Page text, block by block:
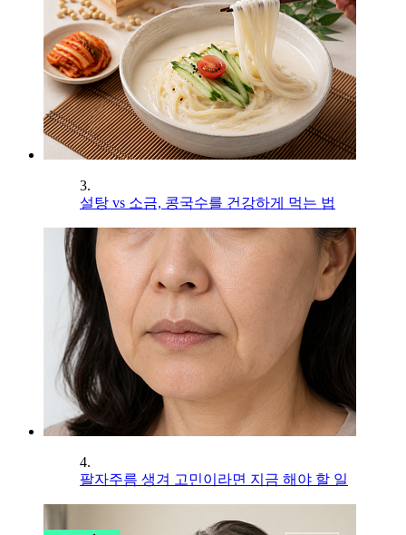
3.
설탕 vs 소금, 콩국수를 건강하게 먹는 법
4.
팔자주름 생겨 고민이라면 지금 해야 할 일